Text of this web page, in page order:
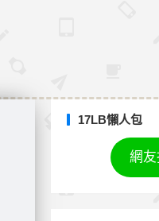
17LB懶人包
網